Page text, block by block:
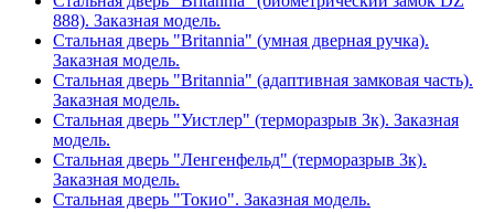
888). Заказная модель.
Стальная дверь "Britannia" (умная дверная ручка).
Заказная модель.
Стальная дверь "Britannia" (адаптивная замковая часть).
Заказная модель.
Стальная дверь "Уистлер" (терморазрыв 3к). Заказная
модель.
Стальная дверь "Ленгенфельд" (терморазрыв 3к).
Заказная модель.
Стальная дверь "Токио". Заказная модель.